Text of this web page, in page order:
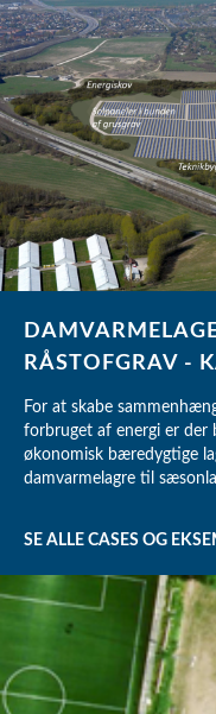
RÅSTOFGRAV -
For at skabe
forbruget af energi er der
økonomisk bæredygtige
damvarmelagre til
SE ALLE CASES OG